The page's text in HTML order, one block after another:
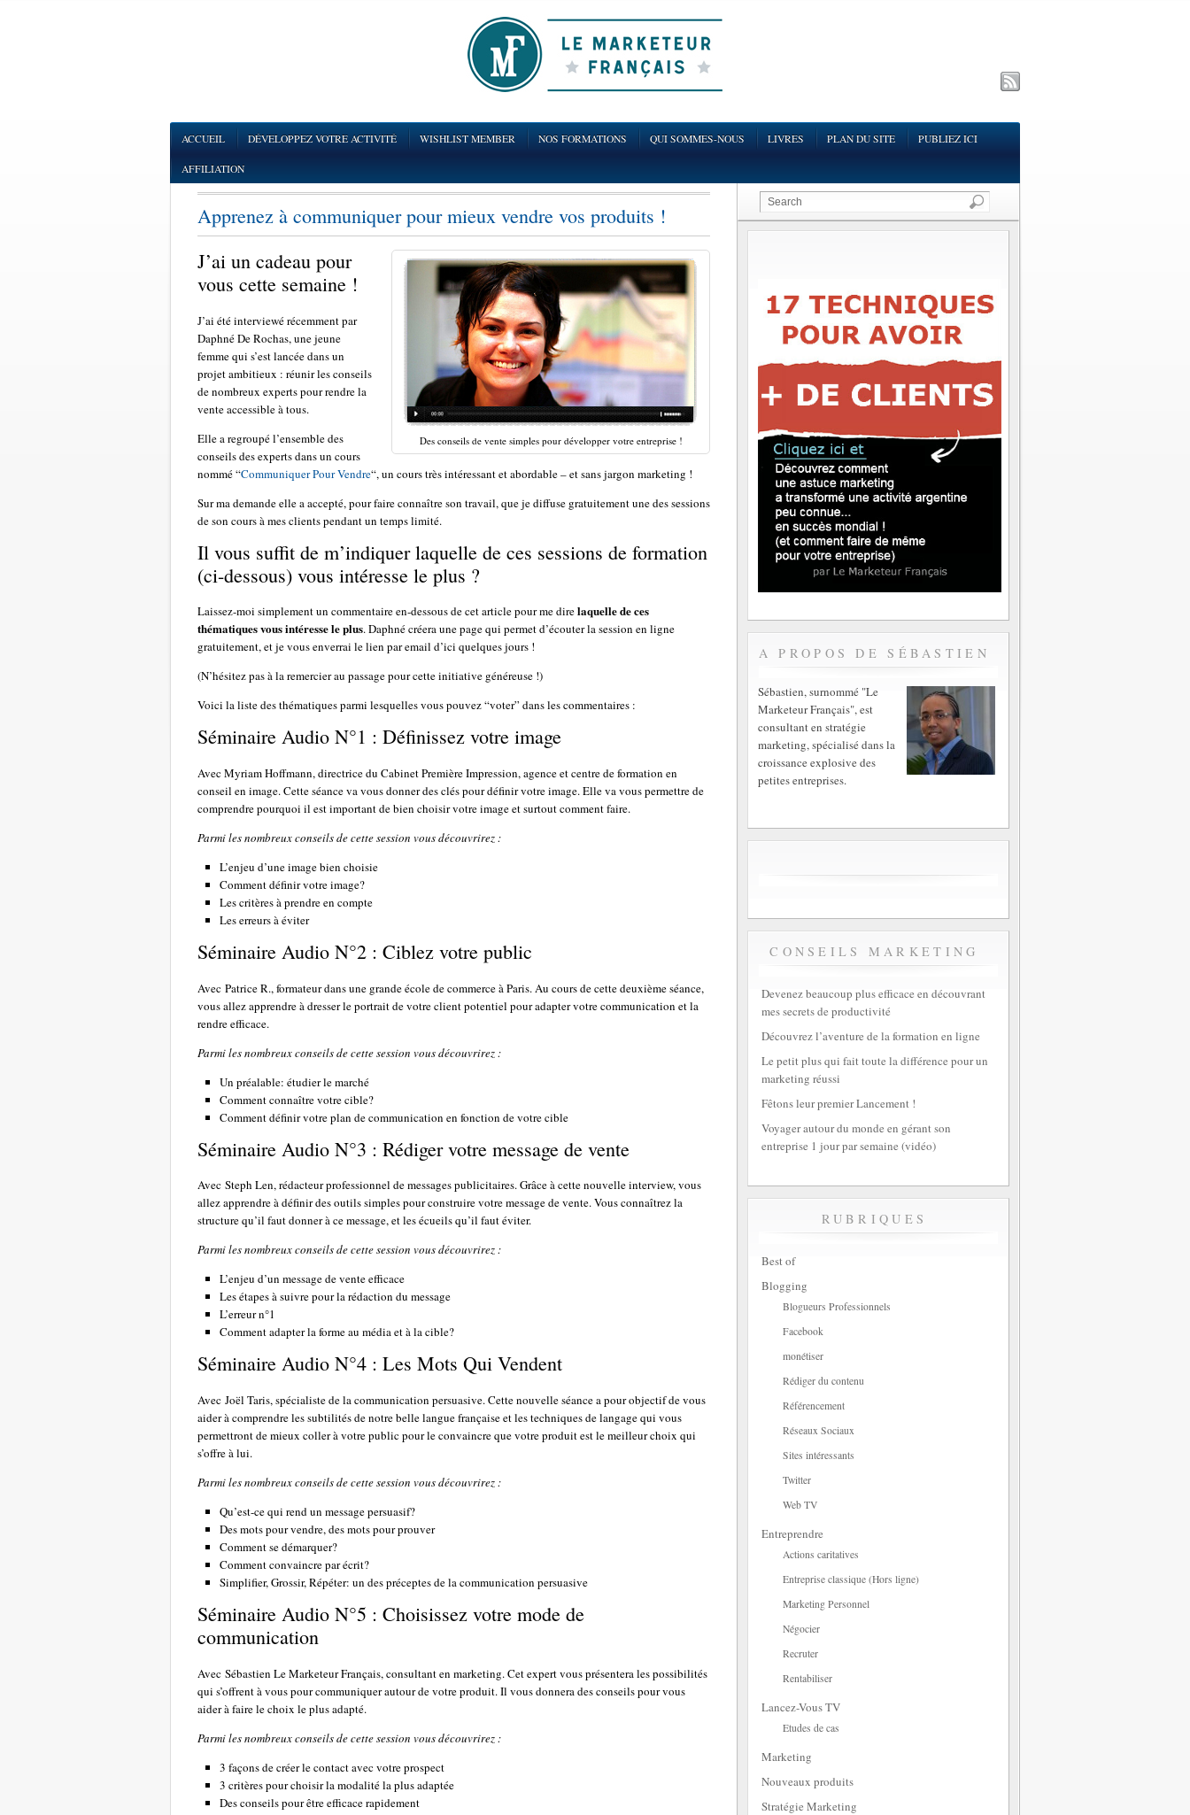
ACCUEIL DÉVELOPPEZ VOTRE ACTIVITÉ WISHLIST MEMBER NOS FORMATIONS QUI SOMMES-NOUS LIVRES PLAN DU SITE PUBLIEZ ICI
AFFILIATION
Apprenez à communiquer pour mieux vendre vos produits !
Des conseils de vente simples pour développer votre entreprise !
J’ai un cadeau pour
vous cette semaine !
J’ai été interviewé récemment par
Daphné De Rochas, une jeune
femme qui s’est lancée dans un
projet ambitieux : réunir les conseils
de nombreux experts pour rendre la
vente accessible à tous.
Elle a regroupé l’ensemble des
conseils des experts dans un cours
nommé “Communiquer Pour Vendre“, un cours très intéressant et abordable – et sans jargon marketing !
Sur ma demande elle a accepté, pour faire connaître son travail, que je diffuse gratuitement une des sessions
de son cours à mes clients pendant un temps limité.
Il vous suffit de m’indiquer laquelle de ces sessions de formation
(ci-dessous) vous intéresse le plus ?
Laissez-moi simplement un commentaire en-dessous de cet article pour me direlaquelle de ces
thématiques vous intéresse le plus. Daphné créera une page qui permet d’écouter la session en ligne
gratuitement, et je vous enverrai le lien par email d’ici quelques jours !
(N’hésitez pas à la remercier au passage pour cette initiative généreuse !)
Voici la liste des thématiques parmi lesquelles vous pouvez “voter” dans les commentaires :
Séminaire Audio N°1 : Définissez votre image
Avec Myriam Hoffmann, directrice du Cabinet Première Impression, agence et centre de formation en
conseil en image. Cette séance va vous donner des clés pour définir votre image. Elle va vous permettre de
comprendre pourquoi il est important de bien choisir votre image et surtout comment faire.
Parmi les nombreux conseils de cette session vous découvrirez :
L’enjeu d’une image bien choisie
Comment définir votre image?
Les critères à prendre en compte
Les erreurs à éviter
Séminaire Audio N°2 : Ciblez votre public
Avec Patrice R., formateur dans une grande école de commerce à Paris. Au cours de cette deuxième séance,
vous allez apprendre à dresser le portrait de votre client potentiel pour adapter votre communication et la
rendre efficace.
Parmi les nombreux conseils de cette session vous découvrirez :
Un préalable: étudier le marché
Comment connaître votre cible?
Comment définir votre plan de communication en fonction de votre cible
Séminaire Audio N°3 : Rédiger votre message de vente
Avec Steph Len, rédacteur professionnel de messages publicitaires. Grâce à cette nouvelle interview, vous
allez apprendre à définir des outils simples pour construire votre message de vente. Vous connaîtrez la
structure qu’il faut donner à ce message, et les écueils qu’il faut éviter.
Parmi les nombreux conseils de cette session vous découvrirez :
L’enjeu d’un message de vente efficace
Les étapes à suivre pour la rédaction du message
L’erreur n°1
Comment adapter la forme au média et à la cible?
Séminaire Audio N°4 : Les Mots Qui Vendent
Avec Joël Taris, spécialiste de la communication persuasive. Cette nouvelle séance a pour objectif de vous
aider à comprendre les subtilités de notre belle langue française et les techniques de langage qui vous
permettront de mieux coller à votre public pour le convaincre que votre produit est le meilleur choix qui
s’offre à lui.
Parmi les nombreux conseils de cette session vous découvrirez :
Qu’est-ce qui rend un message persuasif?
Des mots pour vendre, des mots pour prouver
Comment se démarquer?
Comment convaincre par écrit?
Simplifier, Grossir, Répéter: un des préceptes de la communication persuasive
Séminaire Audio N°5 : Choisissez votre mode de
communication
Avec Sébastien Le Marketeur Français, consultant en marketing. Cet expert vous présentera les possibilités
qui s’offrent à vous pour communiquer autour de votre produit. Il vous donnera des conseils pour vous
aider à faire le choix le plus adapté.
Parmi les nombreux conseils de cette session vous découvrirez :
3 façons de créer le contact avec votre prospect
3 critères pour choisir la modalité la plus adaptée
Des conseils pour être efficace rapidement
A PROPOS DE SÉBASTIEN
Sébastien, surnommé "Le
Marketeur Français", est
consultant en stratégie
marketing, spécialisé dans la
croissance explosive des
petites entreprises.
CONSEILS MARKETING
Devenez beaucoup plus efficace en découvrant
mes secrets de productivité
Découvrez l’aventure de la formation en ligne
Le petit plus qui fait toute la différence pour un
marketing réussi
Fêtons leur premier Lancement !
Voyager autour du monde en gérant son
entreprise 1 jour par semaine (vidéo)
RUBRIQUES
Best of
Blogging
Blogueurs Professionnels
Facebook
monétiser
Rédiger du contenu
Référencement
Réseaux Sociaux
Sites intéressants
Twitter
Web TV
Entreprendre
Actions caritatives
Entreprise classique (Hors ligne)
Marketing Personnel
Négocier
Recruter
Rentabiliser
Lancez-Vous TV
Etudes de cas
Marketing
Nouveaux produits
Stratégie Marketing